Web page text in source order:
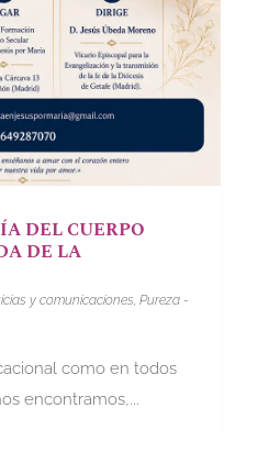
DEL CUERPO
DE LA
y comunicaciones, Pureza -
como en todos
encontramos,...